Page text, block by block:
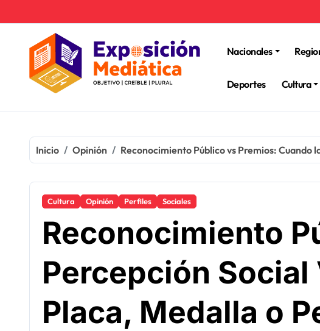
Nacionales
Deportes Cultura
Inicio Opinión Reconocimiento Público vs Premios: Cuando
Cultura Opinión Perfiles Sociales
Reconocimiento
Percepción Social
Placa, Medalla o